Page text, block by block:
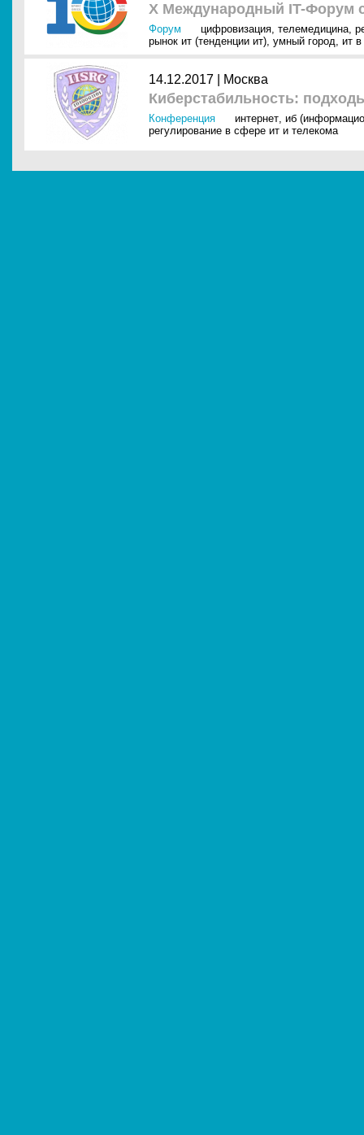
X Международный IT-Форум
Форум цифровизация, телемедицина,
рынок ит (тенденции ит), умный город, ит в
14.12.2017 | Москва
Киберстабильность:
Конференция интернет, иб
регулирование в сфере ит и телекома